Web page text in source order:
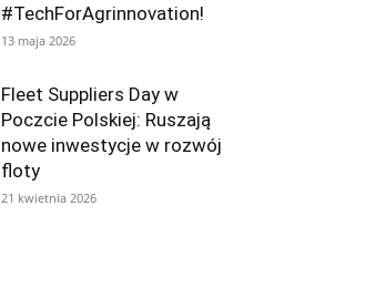
#TechForAgrinnovation!
13 maja 2026
Fleet Suppliers Day w
Poczcie Polskiej: Ruszają
nowe inwestycje w rozwój
floty
21 kwietnia 2026